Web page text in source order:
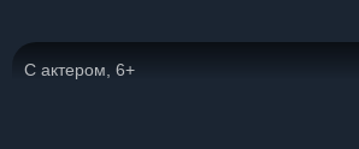
С актером, 6+